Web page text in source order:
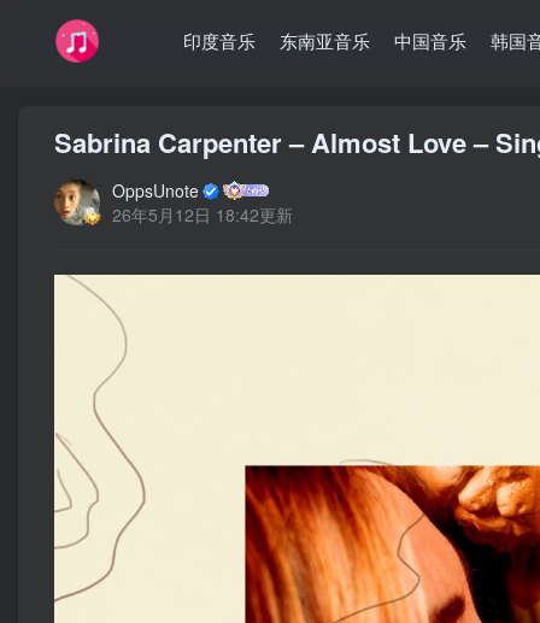
印度音乐 东南亚音乐 中国音乐 韩国
Sabrina Carpenter – Almost Love –
OppsUnote
26年5月12日 18:42更新